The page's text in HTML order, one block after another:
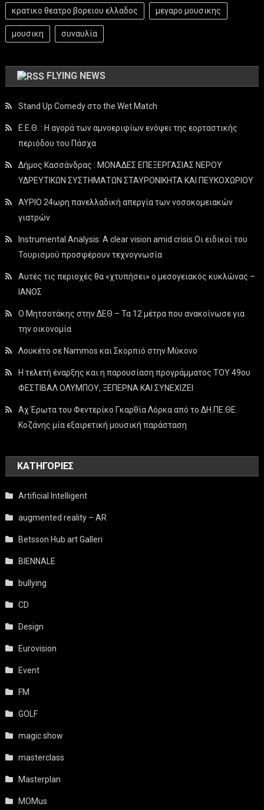
κρατικο θεατρο βορειου ελλαδος μεγαρο μουσικης
μουσικη συναυλία
FLYING NEWS
Stand Up Comedy στο the Wet Match
Ε.Ε.Θ. : Η αγορά των αμνοεριφίων ενόψει της εορταστικής
περιόδου του Πάσχα
Δήμος Κασσάνδρας : ΜΟΝΑΔΕΣ ΕΠΕΞΕΡΓΑΣΙΑΣ ΝΕΡΟΥ
ΥΔΡΕΥΤΙΚΩΝ ΣΥΣΤΗΜΑΤΩΝ ΣΤΑΥΡΟΝΙΚΗΤΑ ΚΑΙ ΠΕΥΚΟΧΩΡΙΟΥ
ΑΥΡΙΟ 24ωρη πανελλαδική απεργία των νοσοκομειακών
γιατρών
Instrumental Analysis: A clear vision amid crisis Οι ειδικοί του
Τουρισμού προσφέρουν τεχνογνωσία
Αυτές τις περιοχές θα «χτυπήσει» ο μεσογειακός κυκλώνας –
ΙΑΝΟΣ
Ο Μητσοτάκης στην ΔΕΘ – Τα 12 μέτρα που ανακοίνωσε για
την οικονομία
Λουκέτο σε Nammos και Σκορπιό στην Μύκονο
Η τελετή έναρξης και η παρουσίαση προγράμματος ΤΟΥ 49ου
ΦΕΣΤΙΒΑΛ ΟΛΥΜΠΟΥ, ΞΕΠΕΡΝΑ ΚΑΙ ΣΥΝΕΧΙΖΕΙ
Αχ Έρωτα του Φεντερίκο Γκαρθία Λόρκα από το ΔΗ.ΠΕ.ΘΕ.
Κοζάνης μία εξαιρετική μουσική παράσταση
KΑΤΗΓΟΡΊΕΣ
Artificial Intelligent
augmented reality – AR
Betsson Hub art Galleri
BIENNALE
bullying
CD
Design
Eurovision
Event
FM
GOLF
magic show
masterclass
Masterplan
MOMus